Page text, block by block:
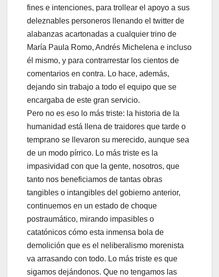
fines e intenciones, para trollear el apoyo a sus
deleznables personeros llenando el twitter de
alabanzas acartonadas a cualquier trino de
María Paula Romo, Andrés Michelena e incluso
él mismo, y para contrarrestar los cientos de
comentarios en contra. Lo hace, además,
dejando sin trabajo a todo el equipo que se
encargaba de este gran servicio.
Pero no es eso lo más triste: la historia de la
humanidad está llena de traidores que tarde o
temprano se llevaron su merecido, aunque sea
de un modo pírrico. Lo más triste es la
impasividad con que la gente, nosotros, que
tanto nos beneficiamos de tantas obras
tangibles o intangibles del gobierno anterior,
continuemos en un estado de choque
postraumático, mirando impasibles o
catatónicos cómo esta inmensa bola de
demolición que es el neliberalismo morenista
va arrasando con todo. Lo más triste es que
sigamos dejándonos. Que no tengamos las